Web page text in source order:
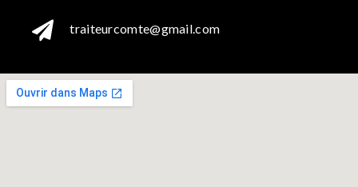
 traiteurcomte@gmail.com